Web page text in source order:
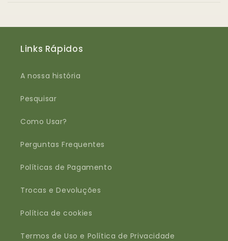
Links Rápidos
A nossa história
Pesquisar
Como Usar?
Perguntas Frequentes
Políticas de Pagamento
Trocas e Devoluções
Política de cookies
Termos de Uso e Política de Privacidade